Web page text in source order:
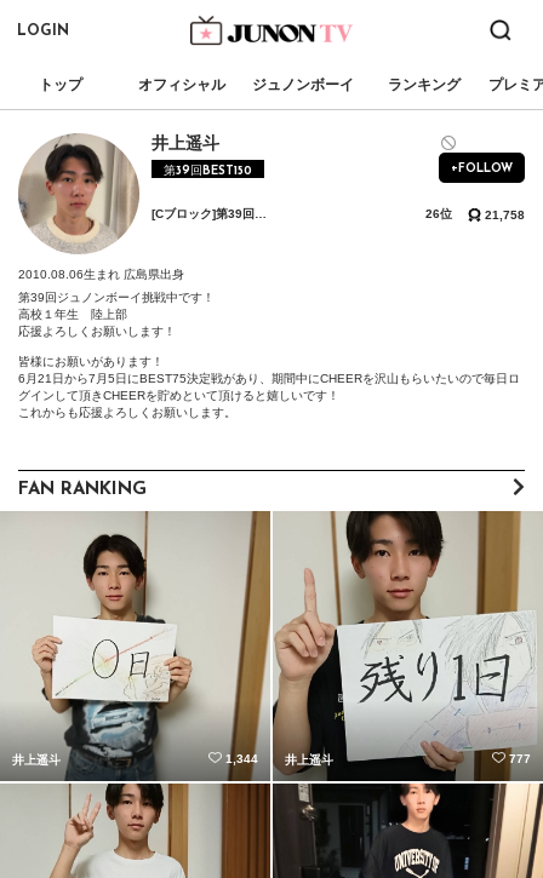
LOGIN
トップ オフィシャル ジュノンボーイ ランキング プレミ
井上遥斗
第39回BEST150 +FOLLOW
26位 21,758
2010.08.06生まれ 広島県出身
第39回ジュノンボーイ挑戦中です！
高校１年生　陸上部
応援よろしくお願いします！
皆様にお願いがあります！
6月21日から7月5日にBEST75決定戦があり、期間中にCHEERを沢山もらいたいので毎日ロ
グインして頂きCHEERを貯めといて頂けると嬉しいです！
これからも応援よろしくお願いします。
FAN RANKING
井上遥斗 1,344 井上遥斗 777